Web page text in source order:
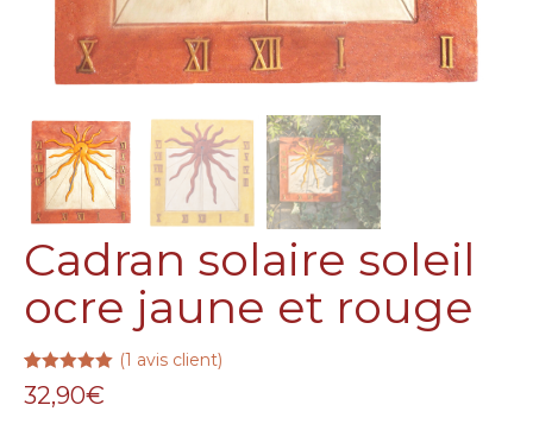
Cadran solaire soleil
ocre jaune et rouge
Noté5.00
sur 5
1
(1 avis client)
32,90€